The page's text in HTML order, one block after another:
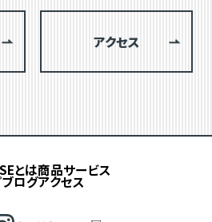
アクセス
とは商品サービス
ログアクセス